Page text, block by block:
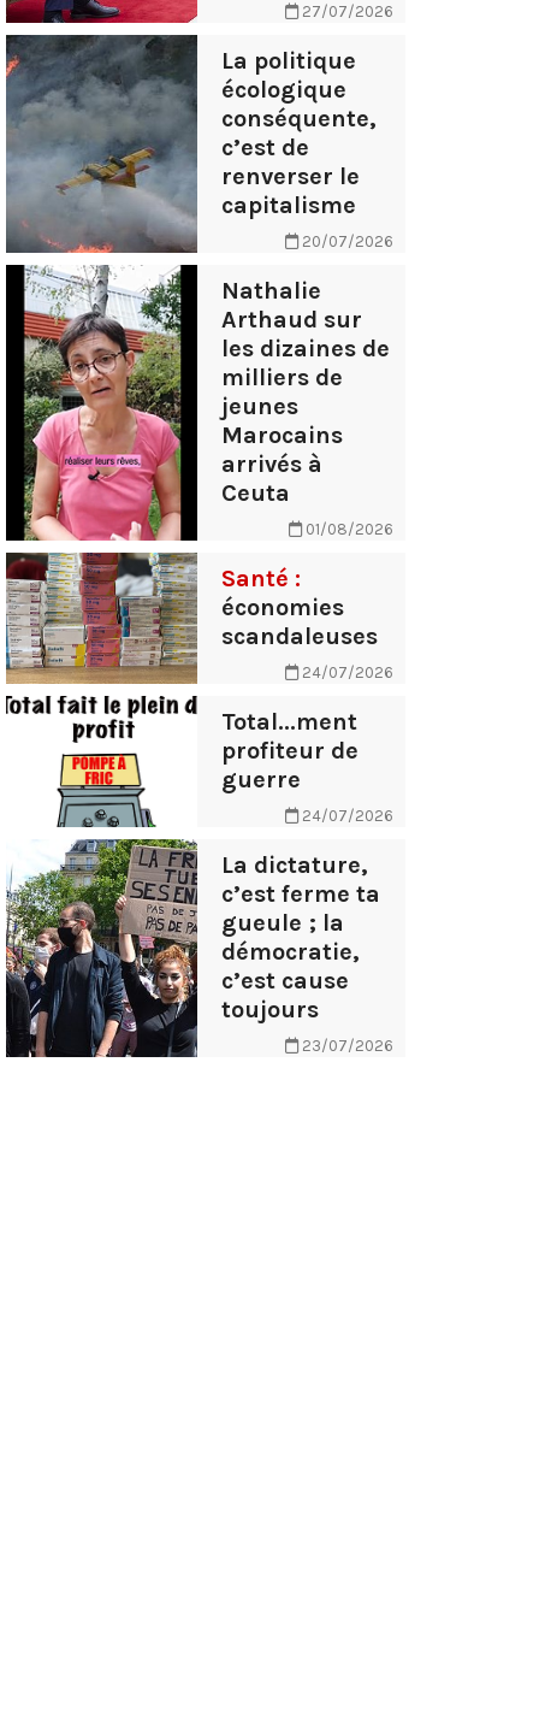
27/07/2026
La politique
écologique
conséquente,
c’est de
renverser le
capitalisme
20/07/2026
Nathalie
Arthaud sur
les dizaines de
milliers de
jeunes
Marocains
arrivés à
Ceuta
01/08/2026
Santé :
économies
scandaleuses
24/07/2026
Total...ment
profiteur de
guerre
24/07/2026
La dictature,
c’est ferme ta
gueule ; la
démocratie,
c’est cause
toujours
23/07/2026